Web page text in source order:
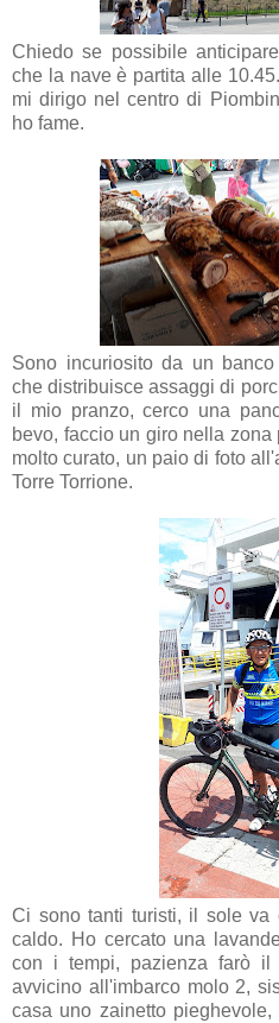
Chiedo se possibile
che la nave è partita alle
mi dirigo nel centro di
ho fame.
Sono incuriosito da un
che distribuisce assaggi di
il mio pranzo, cerco una
bevo, faccio un giro nella
molto curato, un paio di foto
Torre Torrione.
Ci sono tanti turisti, il sole va
caldo. Ho cercato una
con i tempi, pazienza farò il
avvicino all'imbarco molo 2,
casa uno zainetto